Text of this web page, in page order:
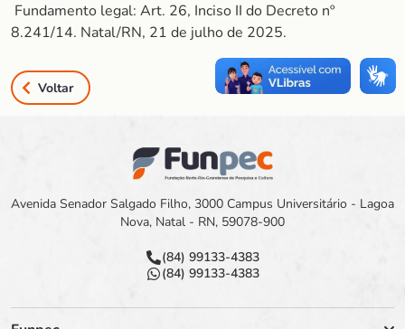
Fundamento legal: Art. 26, Inciso II do Decreto nº
8.241/14. Natal/RN, 21 de julho de 2025.
Voltar
Avenida Senador Salgado Filho, 3000 Campus Universitário - Lagoa
Nova, Natal - RN, 59078-900
(84) 99133-4383
(84) 99133-4383